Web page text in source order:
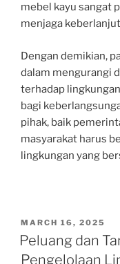
mebel kayu sangat
menjaga
Dengan demikian,
dalam mengurangi
terhadap
bagi
pihak, baik
masyarakat harus
lingkungan yang
POSTED
ON
MARCH 16, 2025
Peluang dan
Pengelolaan